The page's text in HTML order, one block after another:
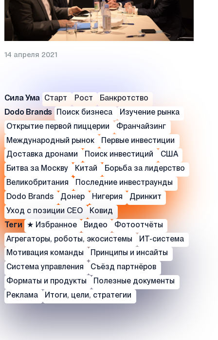
14 апреля 2021
Сила Ума Старт Рост Банкротство
Dodo Brands Поиск бизнеса Изучение рынка
Открытие первой пиццерии Франчайзинг
Международный рынок Первые инвестиции
Доставка дронами Поиск инвестиций США
Битва за Москву Китай Борьба за лидерство
Великобритания Последние инвестраунды
Dodo Brands Донер Нигерия Дринкит
Уход с позиции СЕО Ковид
Теги ★ Избранное Видео Фотоотчёты
Агрегаторы, роботы, экосистемы ИТ-система
Мотивация команды Принципы и инсайты
Система управления Съёзд партнёров
Форматы и продукты Полезные документы
Реклама Итоги, цели, стратегии